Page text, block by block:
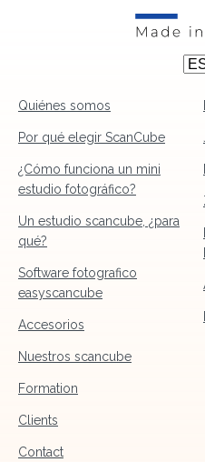
Quiénes somos
Por qué elegir ScanCube
¿Cómo funciona un mini
estudio fotográfico?
Un estudio scancube, ¿para
qué?
Software fotografico
easyscancube
Accesorios
Nuestros scancube
Formation
Clients
Contact